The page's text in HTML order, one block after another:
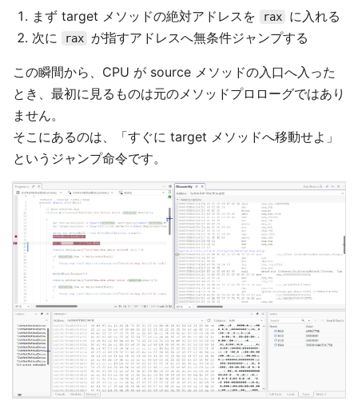
まず target メソッドの絶対アドレスを rax
に入れる
次に
rax が指すアドレスへ無条件ジャンプする
この瞬間から、CPU が source メソッドの入口へ入った
とき、最初に見るものは元のメソッドプロローグではあり
ません。
そこにあるのは、「すぐに target メソッドへ移動せよ」
というジャンプ命令です。